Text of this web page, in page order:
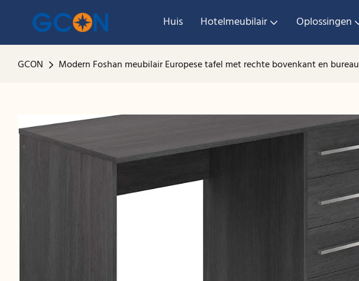
Huis Hotelmeubilair Oplossingen
GCON Modern Foshan meubilair Europese tafel met rechte bovenkant en bureau